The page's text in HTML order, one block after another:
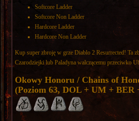
Softcore Ladder
Softcore Non Ladder
Hardcore Ladder
Hardcore Non Ladder
Kup super zbroję w grze Diablo 2 Resurrected! Ta
Czarodziejki lub Paladyna walczącemu przeciwko
Okowy Honoru / Chains of
(Poziom 63, DOL + UM + BER